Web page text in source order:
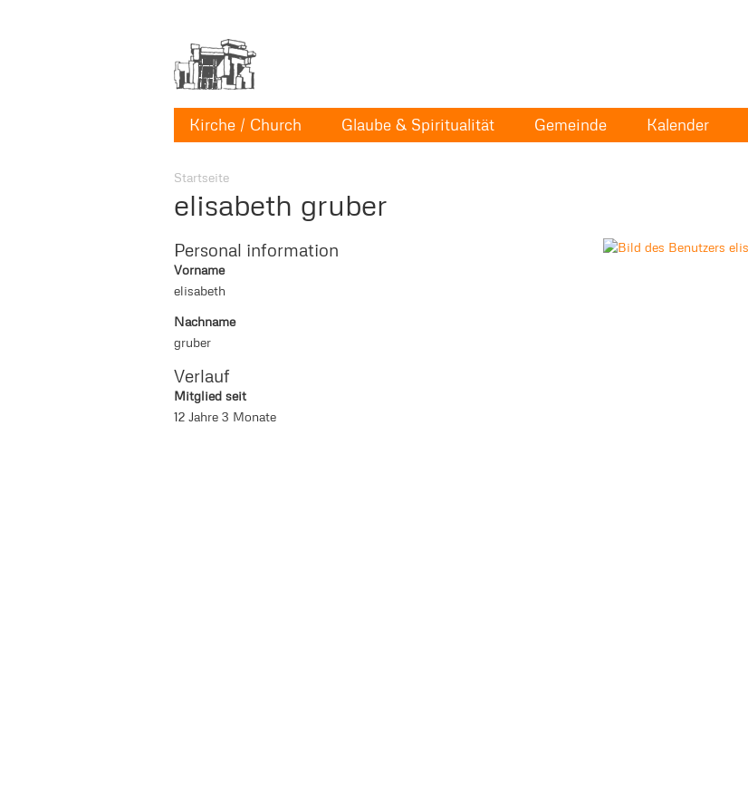
Kirche / Church Glaube & Spiritualität Gemeinde Kalender
Startseite
elisabeth gruber
Personal information
Vorname
elisabeth
Nachname
gruber
Verlauf
Mitglied seit
12 Jahre 3 Monate